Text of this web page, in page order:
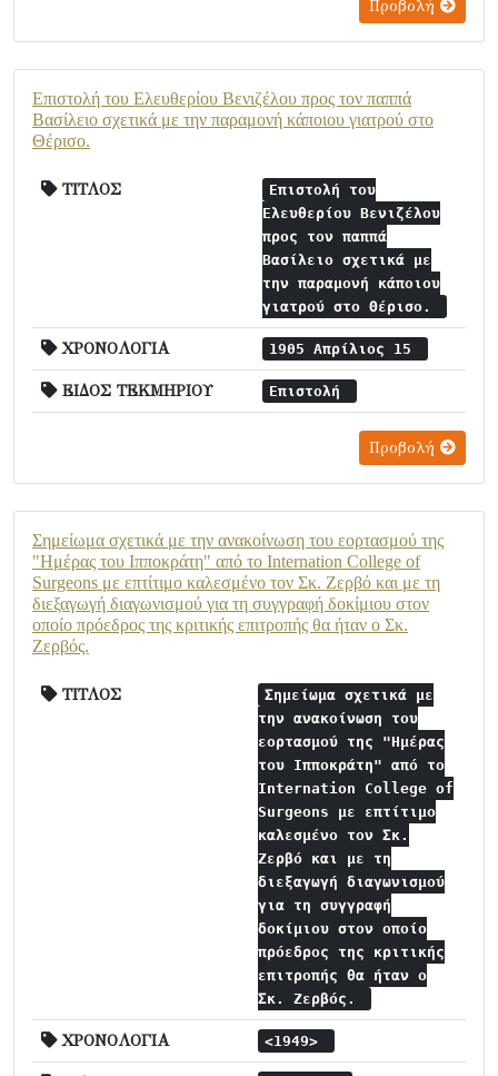
Προβολή
Επιστολή του Ελευθερίου Βενιζέλου προς τον παππά
Βασίλειο σχετικά με την παραμονή κάποιου γιατρού στο
Θέρισο.
ΤΙΤΛΟΣ
Επιστολή του
Ελευθερίου Βενιζέλου
προς τον παππά
Βασίλειο σχετικά με
την παραμονή κάποιου
γιατρού στο Θέρισο.
ΧΡΟΝΟΛΟΓΙΑ 1905 Απρίλιος 15
ΕΙΔΟΣ ΤΕΚΜΗΡΙΟΥ Επιστολή
Προβολή
Σημείωμα σχετικά με την ανακοίνωση του εορτασμού της
"Ημέρας του Ιπποκράτη" από το Internation College of
Surgeons με επτίτιμο καλεσμένο τον Σκ. Ζερβό και με τη
διεξαγωγή διαγωνισμού για τη συγγραφή δοκίμιου στον
οποίο πρόεδρος της κριτικής επιτροπής θα ήταν ο Σκ.
Ζερβός.
ΤΙΤΛΟΣ
Σημείωμα σχετικά με
την ανακοίνωση του
εορτασμού της "Ημέρας
του Ιπποκράτη" από το
Internation College of
Surgeons με επτίτιμο
καλεσμένο τον Σκ.
Ζερβό και με τη
διεξαγωγή διαγωνισμού
για τη συγγραφή
δοκίμιου στον οποίο
πρόεδρος της κριτικής
επιτροπής θα ήταν ο
Σκ. Ζερβός.
ΧΡΟΝΟΛΟΓΙΑ <1949>